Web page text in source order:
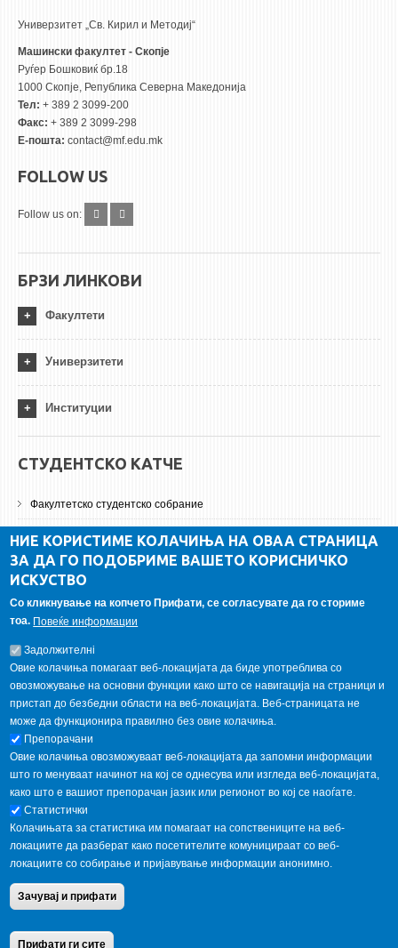
Универзитет „Св. Кирил и Методиј“
Машински факултет - Скопје
Руѓер Бошковиќ бр.18
1000 Скопје, Република Северна Македонија
Тел: + 389 2 3099-200
Факс: + 389 2 3099-298
Е-пошта: contact@mf.edu.mk
FOLLOW US
Follow us on:
БРЗИ ЛИНКОВИ
Факултети
Универзитети
Институции
СТУДЕНТСКО КАТЧЕ
Факултетско студентско собрание
ДА Винчи магазин
Алумни асоцијација
ГАЛЕРИЈА
Copyright © 2013 Garnet All Rights Reserved. Designed by
Home
НИЕ КОРИСТИМЕ КОЛАЧИЊА НА ОВАА СТРАНИЦА
ЗА ДА ГО ПОДОБРИМЕ ВАШЕТО КОРИСНИЧКО
ИСКУСТВО
Со кликнување на копчето Прифати, се согласувате да го сториме
тоа. Повеќе информации
Задолжителнi
Овие колачиња помагаат веб-локацијата да биде употреблива со
овозможување на основни функции како што се навигација на страници и
пристап до безбедни области на веб-локацијата. Веб-страницата не
може да функционира правилно без овие колачиња.
Препорачани
Овие колачиња овозможуваат веб-локацијата да запомни информации
што го менуваат начинот на кој се однесува или изгледа веб-локацијата,
како што е вашиот препорачан јазик или регионот во кој се наоѓате.
Статистички
Колачињата за статистика им помагаат на сопствениците на веб-
локациите да разберат како посетителите комуницираат со веб-
локациите со собирање и пријавување информации анонимно.
Зачувај и прифати
Прифати ги сите